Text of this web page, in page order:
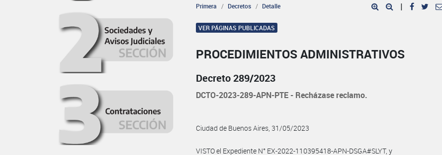
Primera Decretos Detalle |
VER PÁGINAS PUBLICADAS
PROCEDIMIENTOS ADMINISTRATIVOS
Decreto 289/2023
DCTO-2023-289-APN-PTE - Recházase reclamo.
Ciudad de Buenos Aires, 31/05/2023
VISTO el Expediente N° EX-2022-110395418-APN-DSGA#SLYT, y